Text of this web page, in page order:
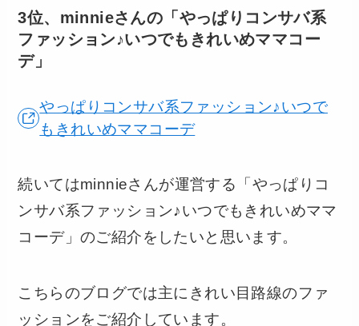
3位、minnieさんの「やっぱりコンサバ系
ファッション♪いつでもきれいめママコー
デ」
やっぱりコンサバ系ファッション♪いつで
もきれいめママコーデ
続いてはminnieさんが運営する「やっぱりコ
ンサバ系ファッション♪いつでもきれいめママ
コーデ」のご紹介をしたいと思います。
こちらのブログでは主にきれい目路線のファ
ッションをご紹介しています。